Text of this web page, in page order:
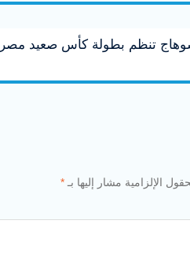
تنظم بطولة كأس صعيد مصر
الإلزامية مشار إليها بـ *